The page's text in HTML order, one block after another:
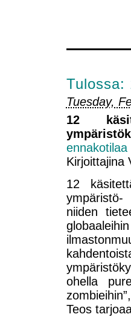
Tulossa:
Tuesday,
12
ennakotilaa
Kirjoittajina
12
niiden
ohella
Teos